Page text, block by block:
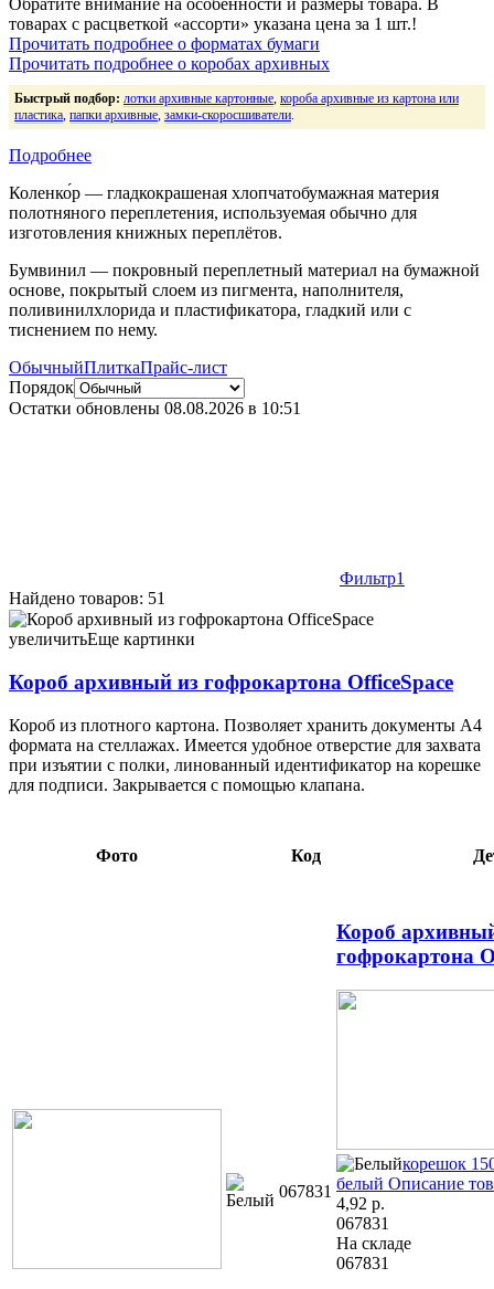
Обратите внимание на особенности и размеры товара. В
товарах с расцветкой «ассорти» указана цена за 1 шт.!
Прочитать подробнее о форматах бумаги
Прочитать подробнее о коробах архивных
Быстрый подбор: лотки архивные картонные, короба архивные из картона или
пластика, папки архивные, замки-скоросшиватели.
Подробнее
Коленко́р — гладкокрашеная хлопчатобумажная материя
полотняного переплетения, используемая обычно для
изготовления книжных переплётов.
Бумвинил — покровный переплетный материал на бумажной
основе, покрытый слоем из пигмента, наполнителя,
поливинилхлорида и пластификатора, гладкий или с
тиснением по нему.
ОбычныйПлиткаПрайс-лист
Порядок
Остатки обновлены 08.08.2026 в 10:51
Фильтр1
Найдено товаров: 51
Короб архивный из гофрокартона OfficeSpace корешок 150
мм, 320×250×150 мм, белый 4,92 067831
увеличитьЕще картинки
Короб архивный из гофрокартона OfficeSpace
Короб из плотного картона. Позволяет хранить документы А4
формата на стеллажах. Имеется удобное отверстие для захвата
при изъятии с полки, линованный идентификатор на корешке
для подписи. Закрывается с помощью клапана.
Фото Код
067831
Короб
гофрокартона
корешок
белый Описание
4,92 р.
067831
На складе
067831